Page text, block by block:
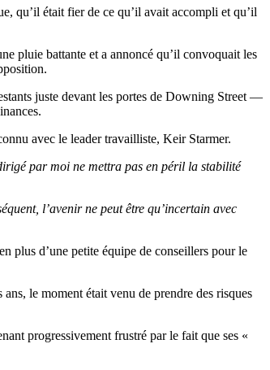
qu’il était fier de ce qu’il avait accompli et qu’il
pluie battante et a annoncé qu’il convoquait les
juste devant les portes de Downing Street —
avec le leader travailliste, Keir Starmer.
par moi ne mettra pas en péril la stabilité
l’avenir ne peut être qu’incertain avec
plus d’une petite équipe de conseillers pour le
le moment était venu de prendre des risques
progressivement frustré par le fait que ses «